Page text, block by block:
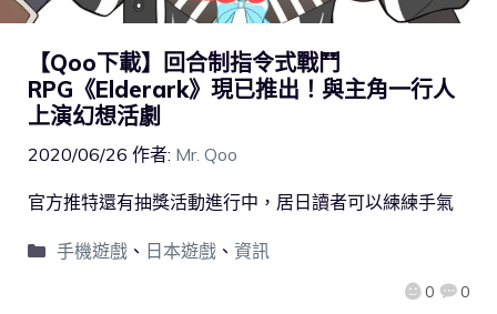
【Qoo下載】回合制指令式戰鬥
RPG《Elderark》現已推出！與主角一行人
上演幻想活劇
2020/06/26 作者: Mr. Qoo
0 0
官方推特還有抽獎活動進行中，居日讀者可以練練手氣
手機遊戲、 日本遊戲、 資訊